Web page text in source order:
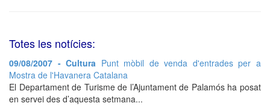
Totes les notícies:
09/08/2007 - Cultura Punt mòbil de venda d'entrades per a
Mostra de l'Havanera Catalana
El Departament de Turisme de l’Ajuntament de Palamós ha posat
en servei des d’aquesta setmana...